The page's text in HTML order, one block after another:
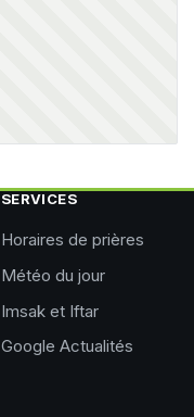
SERVICES
Horaires de prières
Météo du jour
Imsak et Iftar
Google Actualités